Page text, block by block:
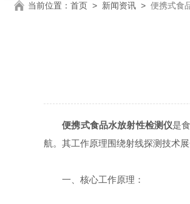
当前位置： 首页 > 新闻资讯 > 便携式食
便携式食品水放射性检测仪是
航。其工作原理围绕射线探测技术
一、核心工作原理：​